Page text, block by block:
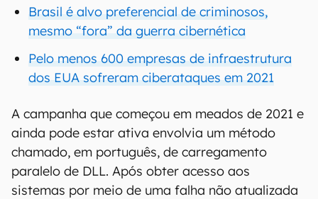
Brasil é alvo preferencial de criminosos,
mesmo “fora” da guerra cibernética
Pelo menos 600 empresas de infraestrutura
dos EUA sofreram ciberataques em 2021
A campanha que começou em meados de 2021 e
ainda pode estar ativa envolvia um método
chamado, em português, de carregamento
paralelo de DLL. Após obter acesso aos
sistemas por meio de uma falha não atualizada